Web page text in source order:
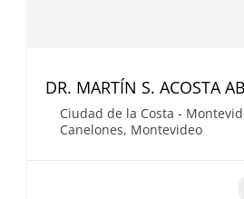
DR. MARTÍN S. ACOSTA
Ciudad de la Costa -
Canelones, Montevideo